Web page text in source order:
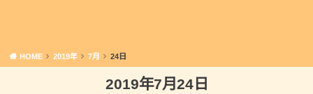
HOME 2019年 7月 24日
2019年7月24日